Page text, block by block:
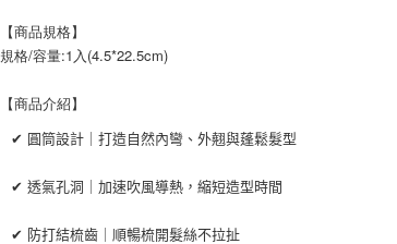
【商品規格】
規格/容量:1入(4.5*22.5cm)
【商品介紹】
✔ 圓筒設計｜打造自然內彎、外翹與蓬鬆髮型
✔ 透氣孔洞｜加速吹風導熱，縮短造型時間
✔ 防打結梳齒｜順暢梳開髮絲不拉扯